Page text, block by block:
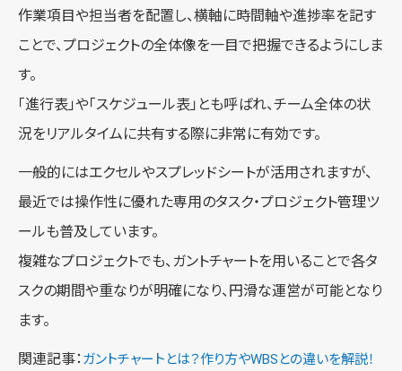
作業項目や担当者を配置し、横軸に時間軸や進捗率を記す
ことで、プロジェクトの全体像を一目で把握できるようにしま
す。
「進行表」や「スケジュール表」とも呼ばれ、チーム全体の状
況をリアルタイムに共有する際に非常に有効です。
一般的にはエクセルやスプレッドシートが活用されますが、
最近では操作性に優れた専用のタスク・プロジェクト管理ツ
ールも普及しています。
複雑なプロジェクトでも、ガントチャートを用いることで各タ
スクの期間や重なりが明確になり、円滑な運営が可能となり
ます。
関連記事： ガントチャートとは？作り方やWBSとの違いを解説！